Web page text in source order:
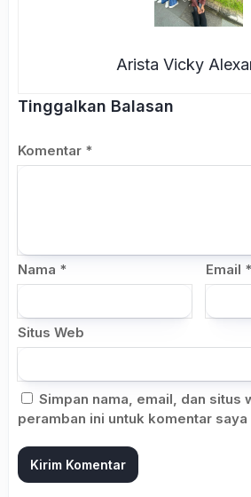
Arista Vicky
Tinggalkan Balasan
Komentar *
Nama * Email *
Situs Web
Simpan nama, email, dan situs
peramban ini untuk komentar